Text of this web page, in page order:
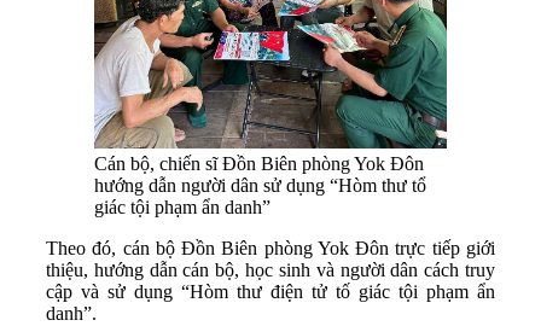
Cán bộ, chiến sĩ Đồn Biên phòng Yok Đôn
hướng dẫn người dân sử dụng “Hòm thư tổ
giác tội phạm ẩn danh”
Theo đó, cán bộ Đồn Biên phòng Yok Đôn trực tiếp giới
thiệu, hướng dẫn cán bộ, học sinh và người dân cách truy
cập và sử dụng “Hòm thư điện tử tố giác tội phạm ẩn
danh”.